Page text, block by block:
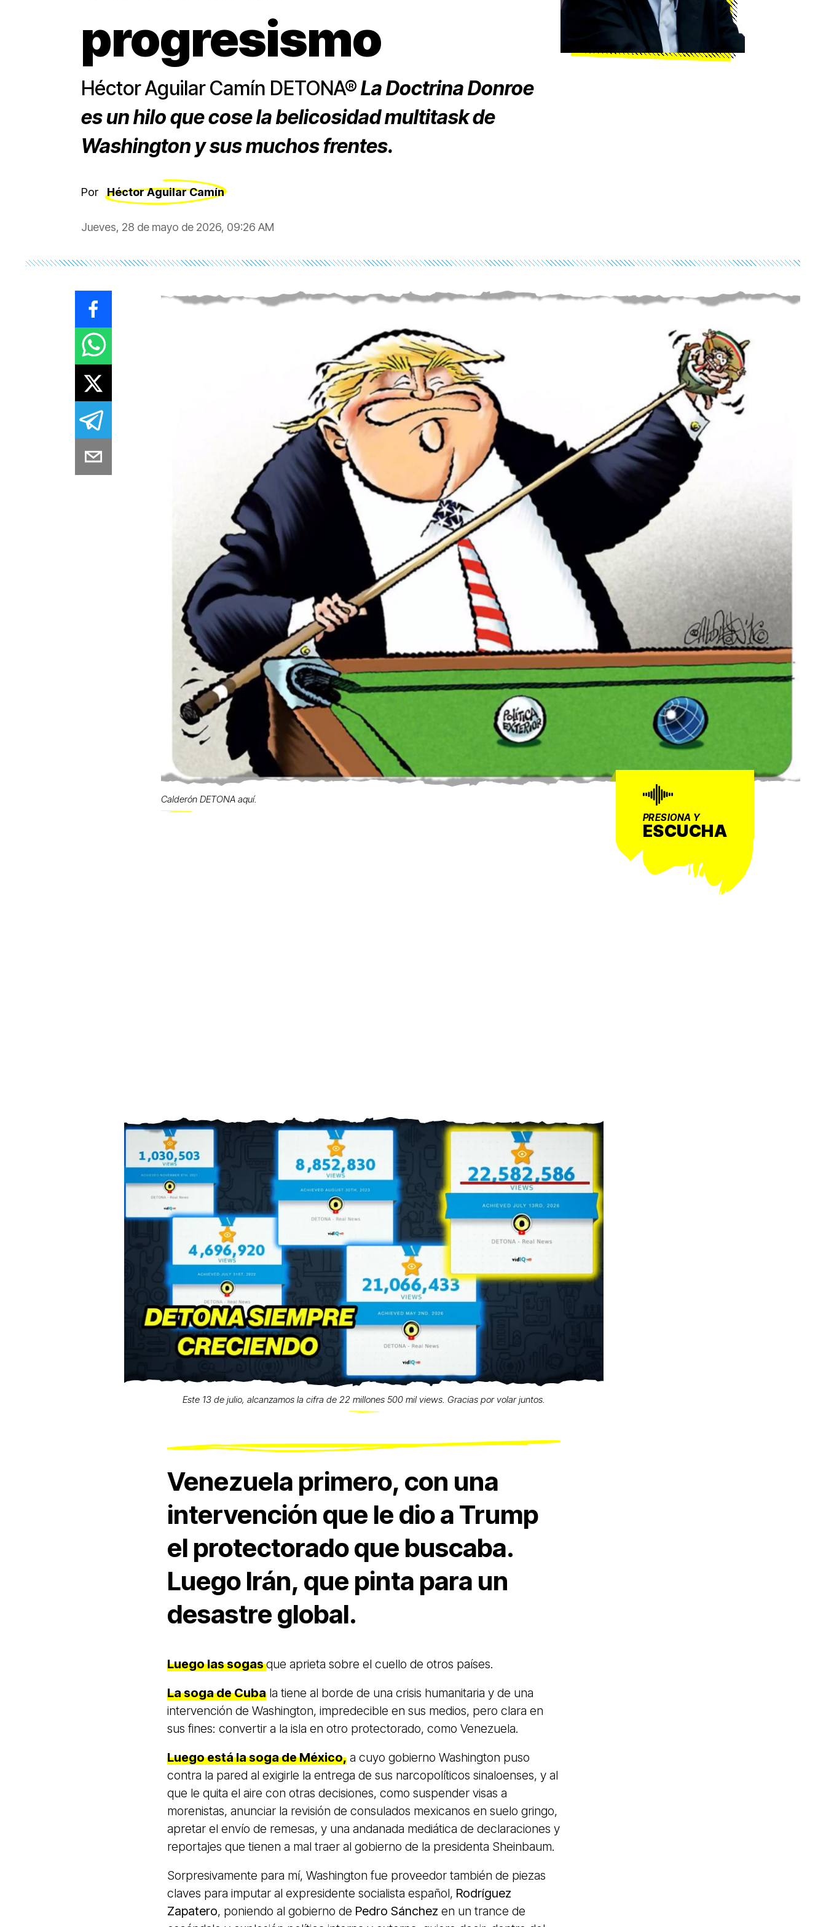
progresismo
Héctor Aguilar Camín DETONA®La Doctrina Donroe
es un hilo que cose la belicosidad multitask de
Washington y sus muchos frentes.
Por Héctor Aguilar Camín
Jueves, 28 de mayo de 2026, 09:26 AM
Calderón DETONA aquí.
PRESIONA Y
ESCUCHA
Este 13 de julio, alcanzamos la cifra de 22 millones 500 mil views. Gracias por volar juntos.
Venezuela primero, con una
intervención que le dio a Trump
el protectorado que buscaba.
Luego Irán, que pinta para un
desastre global.
Luego las sogasque aprieta sobre el cuello de otros países.
La soga de Cuba la tiene al borde de una crisis humanitaria y de una
intervención de Washington, impredecible en sus medios, pero clara en
sus fines: convertir a la isla en otro protectorado, como Venezuela.
Luego está la soga de México, a cuyo gobierno Washington puso
contra la pared al exigirle la entrega de sus narcopolíticos sinaloenses, y al
que le quita el aire con otras decisiones, como suspender visas a
morenistas, anunciar la revisión de consulados mexicanos en suelo gringo,
apretar el envío de remesas, y una andanada mediática de declaraciones y
reportajes que tienen a mal traer al gobierno de la presidenta Sheinbaum.
Sorpresivamente para mí, Washington fue proveedor también de piezas
claves para imputar al expresidente socialista español, Rodríguez
Zapatero, poniendo al gobierno de Pedro Sánchez en un trance de